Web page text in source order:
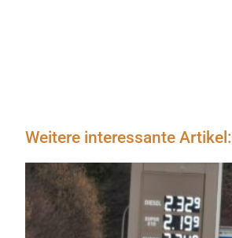
Weitere interessante Artikel: